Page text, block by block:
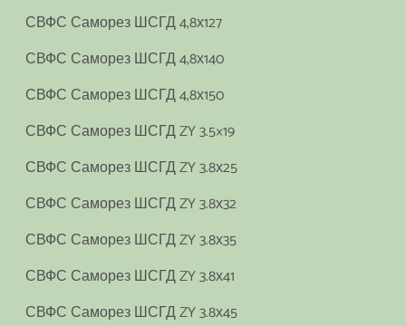
СВФС Саморез ШСГД 4,8х127
СВФС Саморез ШСГД 4,8х140
СВФС Саморез ШСГД 4,8х150
СВФС Саморез ШСГД ZY 3.5×19
СВФС Саморез ШСГД ZY 3.8х25
СВФС Саморез ШСГД ZY 3.8х32
СВФС Саморез ШСГД ZY 3.8х35
СВФС Саморез ШСГД ZY 3.8х41
СВФС Саморез ШСГД ZY 3.8х45